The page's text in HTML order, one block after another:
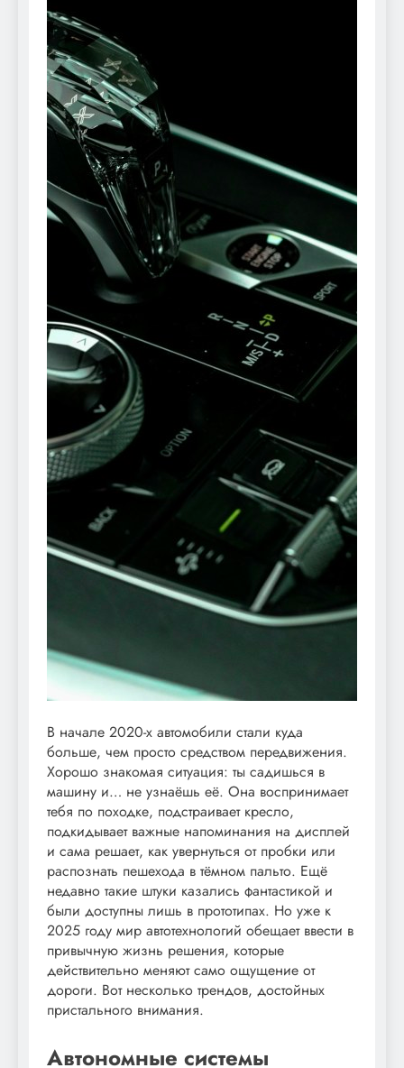
В начале 2020-х автомобили стали куда
больше, чем просто средством передвижения.
Хорошо знакомая ситуация: ты садишься в
машину и… не узнаёшь её. Она воспринимает
тебя по походке, подстраивает кресло,
подкидывает важные напоминания на дисплей
и сама решает, как увернуться от пробки или
распознать пешехода в тёмном пальто. Ещё
недавно такие штуки казались фантастикой и
были доступны лишь в прототипах. Но уже к
2025 году мир автотехнологий обещает ввести в
привычную жизнь решения, которые
действительно меняют само ощущение от
дороги. Вот несколько трендов, достойных
пристального внимания.
Автономные системы